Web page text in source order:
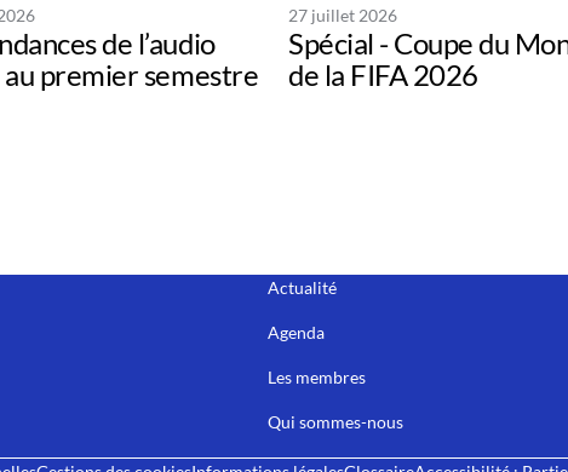
de l’audio
premier semestre
27 juillet 2026
Spécial - Coupe du
de la FIFA 2026
Actualité
Agenda
Les membres
Qui sommes-nous